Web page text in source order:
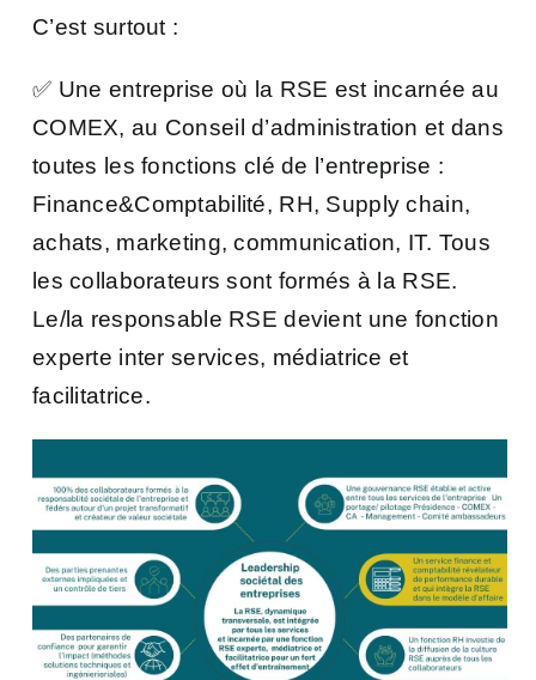
C’est surtout :
✅ Une entreprise où la RSE est incarnée au
COMEX, au Conseil d’administration et dans
toutes les fonctions clé de l’entreprise :
Finance&Comptabilité, RH, Supply chain,
achats, marketing, communication, IT. Tous
les collaborateurs sont formés à la RSE.
Le/la responsable RSE devient une fonction
experte inter services, médiatrice et
facilitatrice.